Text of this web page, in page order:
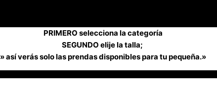
PRIMERO selecciona la categoría
SEGUNDO elije la talla;
» así verás solo las prendas disponibles para tu pequeña.»